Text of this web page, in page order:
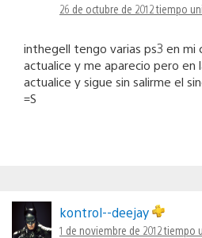
26 de octubre de 2012 tiempo
inthegell tengo varias ps3 en mi
actualice y me aparecio pero en
actualice y sigue sin salirme el
=S
kontrol--deejay
1 de noviembre de 2012 tiempo